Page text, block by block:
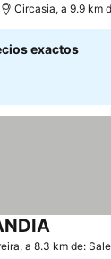
Circasia, a 9.9 km
exactos
a 8.3 km de: